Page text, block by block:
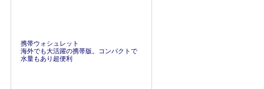
携帯ウォシュレット
海外でも大活躍の携帯版。コンパクトで
水量もあり超便利